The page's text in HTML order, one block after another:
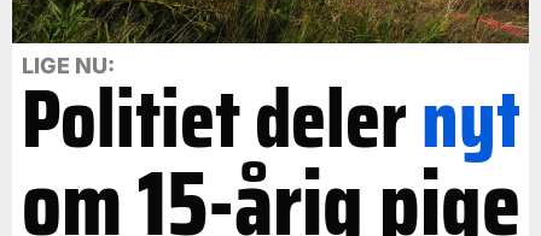
LIGE NU:
Politiet delernyt
om 15-årig pige